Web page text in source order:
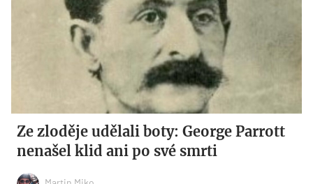
Ze zloděje udělali boty: George Parrott
nenašel klid ani po své smrti